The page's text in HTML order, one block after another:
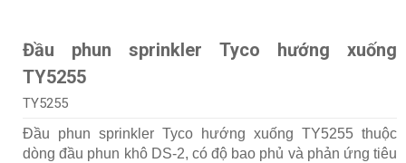
Đầu phun sprinkler Tyco hướng xuống
TY5255
TY5255
Đầu phun sprinkler Tyco hướng xuống TY5255 thuộc
dòng đầu phun khô DS-2, có độ bao phủ và phản ứng tiêu